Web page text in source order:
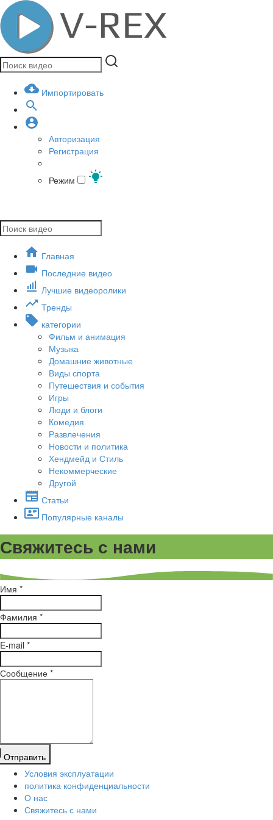
Импортировать
Авторизация
Регистрация
Режим
Главная
Последние видео
Лучшие видеоролики
Тренды
категории
Фильм и анимация
Музыка
Домашние животные
Виды спорта
Путешествия и события
Игры
Люди и блоги
Комедия
Развлечения
Новости и политика
Хендмейд и Стиль
Некоммерческие
Другой
Статьи
Популярные каналы
Свяжитесь с нами
Имя *
Фамилия *
E-mail *
Сообщение *
Отправить
Условия эксплуатации
политика конфиденциальности
О нас
Свяжитесь с нами